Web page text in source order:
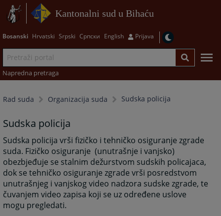
Kantonalni sud u Bihaću
Bosanski Hrvatski Srpski Српски English Prijava
Napredna pretraga
Rad suda Organizacija suda Sudska policija
Sudska policija
Sudska policija vrši fizičko i tehničko osiguranje zgrade
suda. Fizičko osiguranje (unutrašnje i vanjsko)
obezbjeđuje se stalnim dežurstvom sudskih policajaca,
dok se tehničko osiguranje zgrade vrši posredstvom
unutrašnjeg i vanjskog video nadzora sudske zgrade, te
čuvanjem video zapisa koji se uz određene uslove
mogu pregledati.